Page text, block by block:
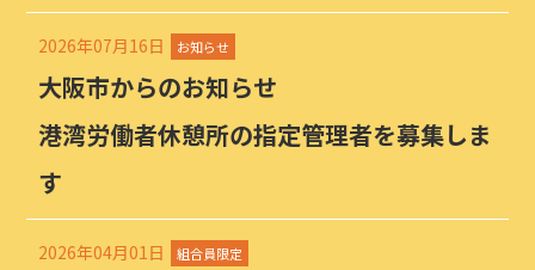
2026年07月16日 お知らせ
大阪市からのお知らせ
港湾労働者休憩所の指定管理者を募集しま
す
2026年04月01日 組合員限定